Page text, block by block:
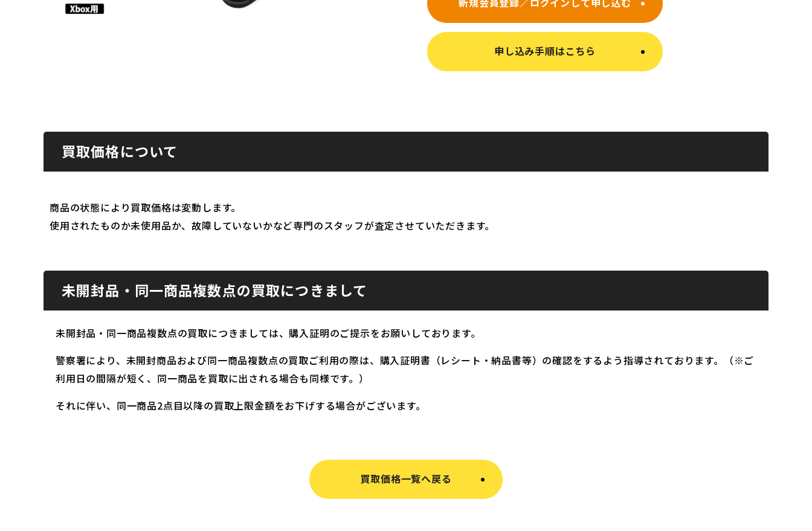
申し込み手順はこちら
買取価格について
商品の状態により買取価格は変動します。
使用されたものか未使用品か、故障していないかなど専門のスタッフが査定させていただきます。
未開封品・同一商品複数点の買取につきまして
未開封品・同一商品複数点の買取につきましては、購入証明のご提示をお願いしております。
警察署により、未開封商品および同一商品複数点の買取ご利用の際は、購入証明書（レシート・納品書等）の確認をするよう指導されております。（※ご
利用日の間隔が短く、同一商品を買取に出される場合も同様です。）
それに伴い、同一商品2点目以降の買取上限金額をお下げする場合がございます。
買取価格一覧へ戻る